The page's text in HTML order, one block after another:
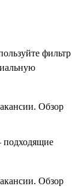
фильтр